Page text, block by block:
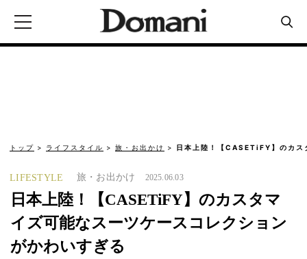
トップ ライフスタイル 旅・お出かけ 日本上陸！【CASETiFY】のカス
LIFESTYLE 旅・お出かけ 2025.06.03
日本上陸！【CASETiFY】のカスタマ
イズ可能なスーツケースコレクション
がかわいすぎる